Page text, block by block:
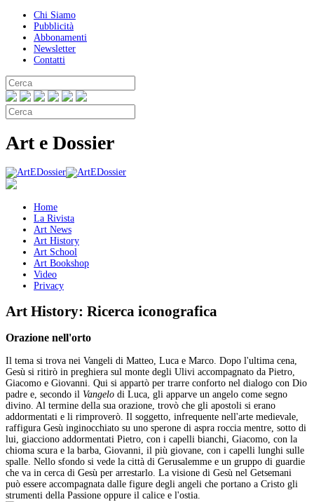
Chi Siamo
Pubblicità
Abbonamenti
Newsletter
Contatti
Art e Dossier
Home
La Rivista
Art News
Art History
Art School
Art Bookshop
Video
Privacy
Art History: Ricerca iconografica
Orazione nell'orto
Il tema si trova nei Vangeli di Matteo, Luca e Marco. Dopo l'ultima cena,
Gesù si ritirò in preghiera sul monte degli Ulivi accompagnato da Pietro,
Giacomo e Giovanni. Qui si appartò per trarre conforto nel dialogo con Dio
padre e, secondo il Vangelo di Luca, gli apparve un angelo come segno
divino. Al termine della sua orazione, trovò che gli apostoli si erano
addormentati e li rimproverò. Il soggetto, infrequente nell'arte medievale,
raffigura Gesù inginocchiato su uno sperone di aspra roccia mentre, sotto di
lui, giacciono addormentati Pietro, con i capelli bianchi, Giacomo, con la
chioma scura e la barba, Giovanni, il più giovane, con i capelli lunghi sulle
spalle. Nello sfondo si vede la città di Gerusalemme e un gruppo di guardie
che va in cerca di Gesù per arrestarlo. La visione di Gesù nel Getsemani
può essere accompagnata dalle figure degli angeli che portano a Cristo gli
strumenti della Passione oppure il calice e l'ostia.